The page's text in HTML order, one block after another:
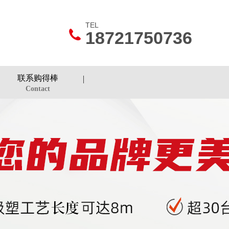
TEL
18721750736
联系购得棒
Contact